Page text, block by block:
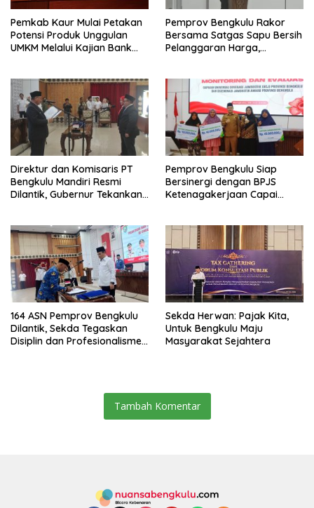
Pemkab Kaur Mulai Petakan
Potensi Produk Unggulan
UMKM Melalui Kajian Bank
Pemprov Bengkulu Rakor
Bersama Satgas Sapu Bersih
Pelanggaran Harga,
Masih Jadi Sorotan
Direktur dan Komisaris PT
Bengkulu Mandiri Resmi
Dilantik, Gubernur Tekankan
Pemprov Bengkulu Siap
Bersinergi dengan BPJS
Ketenagakerjaan Capai
164 ASN Pemprov Bengkulu
Dilantik, Sekda Tegaskan
Disiplin dan Profesionalisme
Sekda Herwan: Pajak Kita,
Untuk Bengkulu Maju
Masyarakat Sejahtera
Tambah Komentar